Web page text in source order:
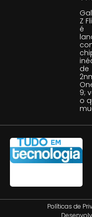
Z
é
de
9;
o
Políticas de